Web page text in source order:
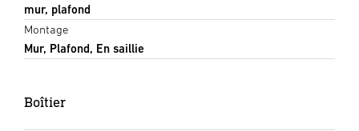
mur, plafond
Montage
Mur, Plafond, En saillie
Boîtier